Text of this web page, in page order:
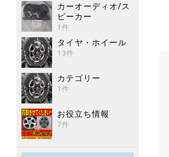
カーオーディオ/ス
ピーカー
1件
タイヤ・ホイール
13件
カテゴリー
1件
お役立ち情報
7件